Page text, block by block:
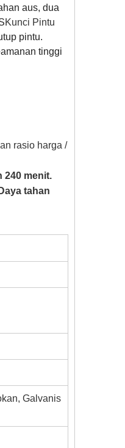
aus, dua
Kunci Pintu
pintu.
tinggi
rasio harga /
240 menit.
Daya tahan
Galvanis